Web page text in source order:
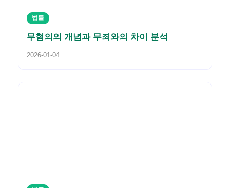
법률
무혐의의 개념과 무죄와의 차이 분석
2026-01-04